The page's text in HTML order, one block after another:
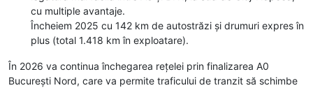
cu multiple avantaje.
Încheiem 2025 cu 142 km de autostrăzi și drumuri expres în
plus (total 1.418 km în exploatare).
În 2026 va continua închegarea rețelei prin finalizarea A0
București Nord, care va permite traficului de tranzit să schimbe